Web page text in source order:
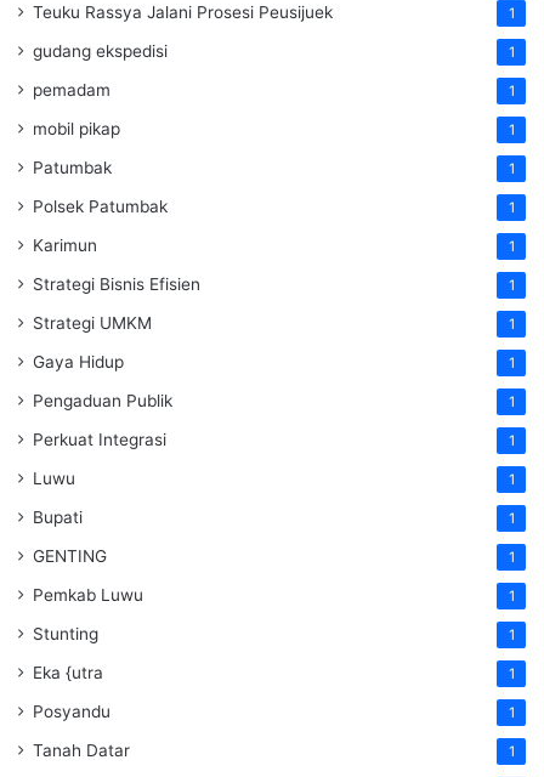
Teuku Rassya Jalani Prosesi Peusijuek 1
gudang ekspedisi 1
pemadam 1
mobil pikap 1
Patumbak 1
Polsek Patumbak 1
Karimun 1
Strategi Bisnis Efisien 1
Strategi UMKM 1
Gaya Hidup 1
Pengaduan Publik 1
Perkuat Integrasi 1
Luwu 1
Bupati 1
GENTING 1
Pemkab Luwu 1
Stunting 1
Eka {utra 1
Posyandu 1
Tanah Datar 1